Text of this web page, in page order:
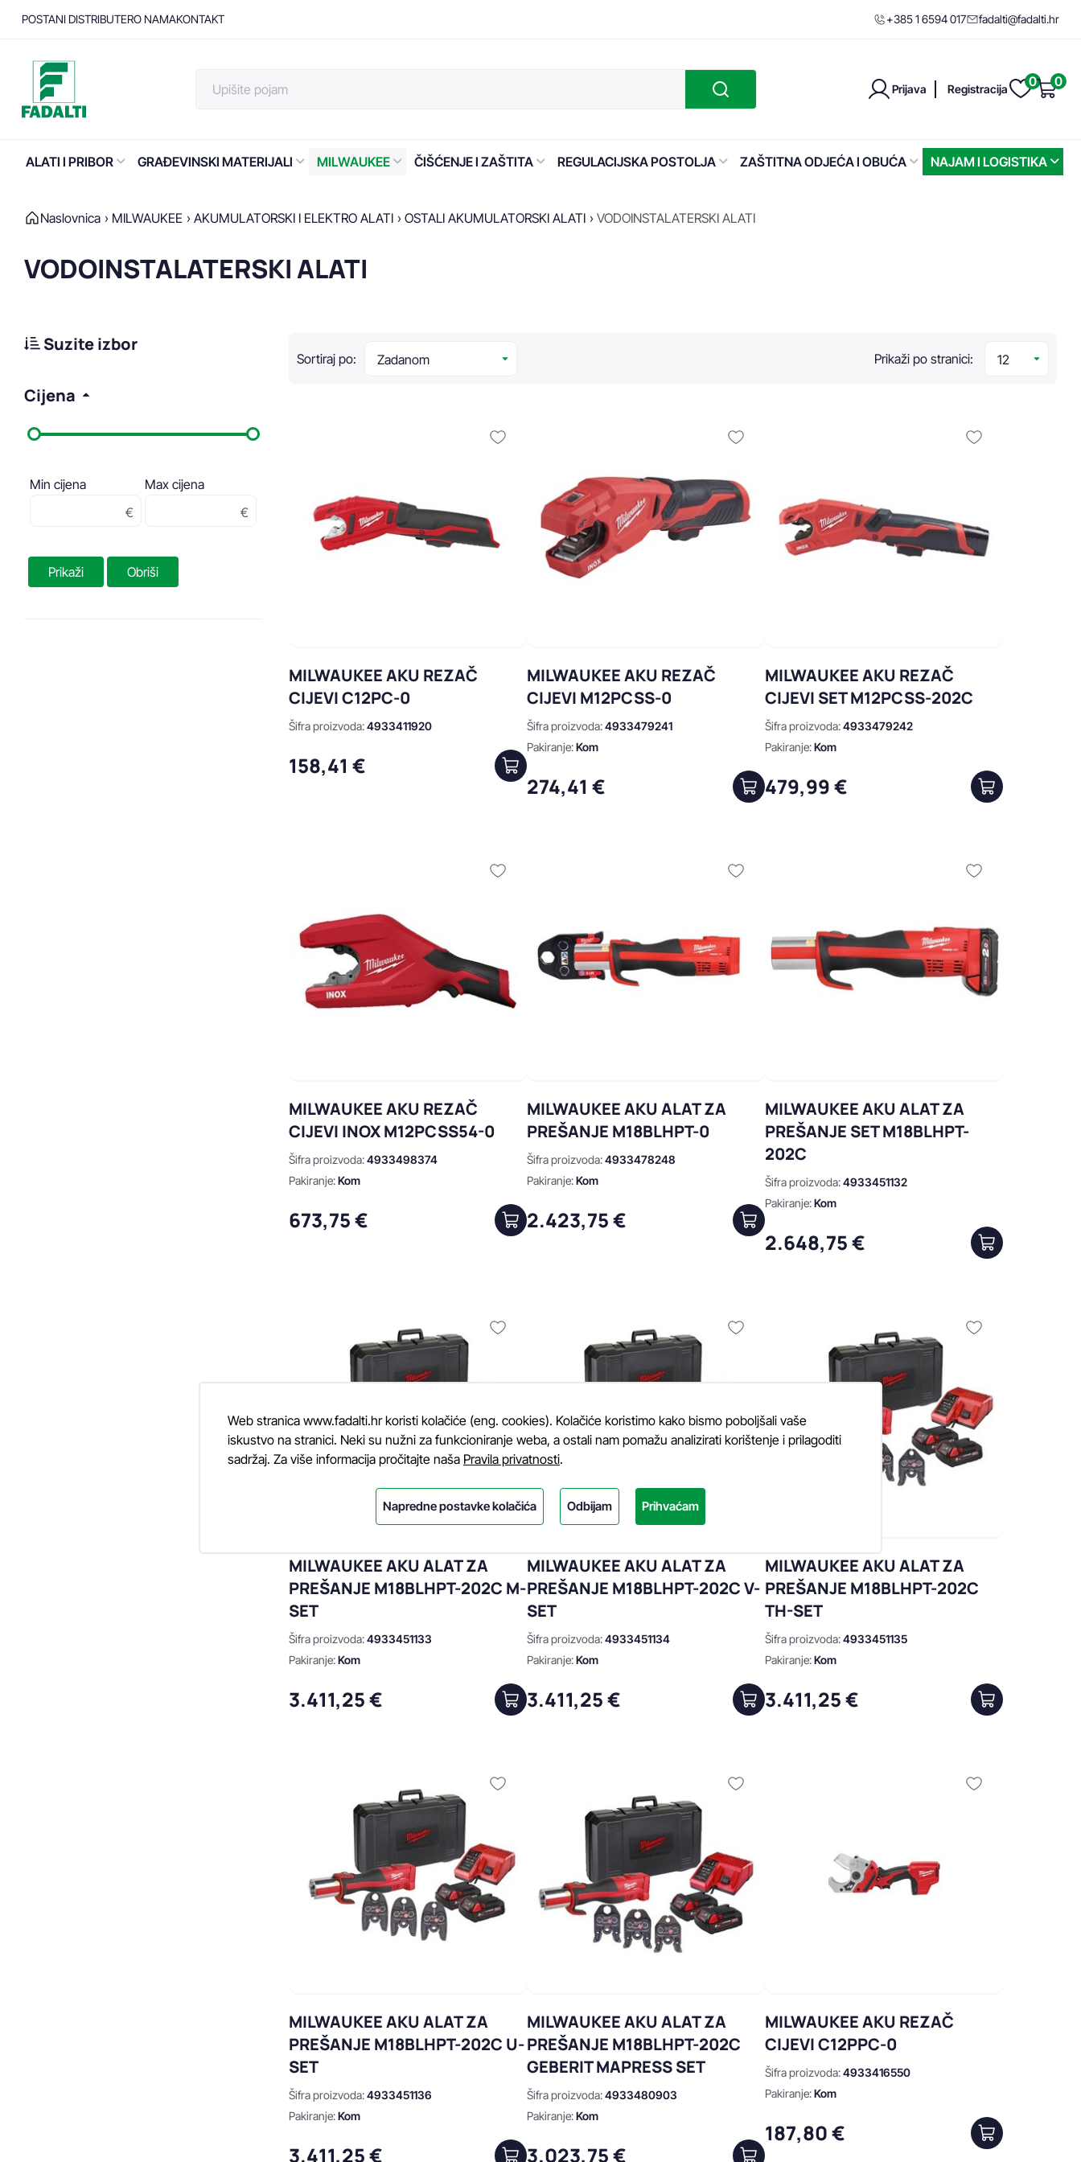
POSTANI DISTRIBUTERO NAMAKONTAKT +385 1 6594 017 fadalti@fadalti.hr
Prijava Registracija 0 0
ALATI I PRIBOR GRAĐEVINSKI MATERIJALI MILWAUKEE ČIŠĆENJE I ZAŠTITA REGULACIJSKA POSTOLJA ZAŠTITNA ODJEĆA I OBUĆA NAJAM I LOGISTIKA
Naslovnica MILWAUKEE AKUMULATORSKI I ELEKTRO ALATI OSTALI AKUMULATORSKI ALATI VODOINSTALATERSKI ALATI
VODOINSTALATERSKI ALATI
Suzite izbor
Cijena
Min cijena Max cijena
Prikaži Obriši
Sortiraj po: Prikaži po stranici:
MILWAUKEE AKU REZAČ
CIJEVI C12PC-0
Šifra proizvoda:4933411920
158,41 €
MILWAUKEE AKU REZAČ
CIJEVI M12PCSS-0
Šifra proizvoda:4933479241
Pakiranje:Kom
274,41 €
MILWAUKEE AKU REZAČ
CIJEVI SET M12PCSS-202C
Šifra proizvoda:4933479242
Pakiranje:Kom
479,99 €
MILWAUKEE AKU REZAČ
CIJEVI INOX M12PCSS54-0
Šifra proizvoda:4933498374
Pakiranje:Kom
673,75 €
MILWAUKEE AKU ALAT ZA
PREŠANJE M18BLHPT-0
Šifra proizvoda:4933478248
Pakiranje:Kom
2.423,75 €
MILWAUKEE AKU ALAT ZA
PREŠANJE SET M18BLHPT-
202C
Šifra proizvoda:4933451132
Pakiranje:Kom
2.648,75 €
MILWAUKEE AKU ALAT ZA
PREŠANJE M18BLHPT-202C M-
SET
Šifra proizvoda:4933451133
Pakiranje:Kom
3.411,25 €
MILWAUKEE AKU ALAT ZA
PREŠANJE M18BLHPT-202C V-
SET
Šifra proizvoda:4933451134
Pakiranje:Kom
3.411,25 €
MILWAUKEE AKU ALAT ZA
PREŠANJE M18BLHPT-202C
TH-SET
Šifra proizvoda:4933451135
Pakiranje:Kom
3.411,25 €
MILWAUKEE AKU ALAT ZA
PREŠANJE M18BLHPT-202C U-
SET
Šifra proizvoda:4933451136
Pakiranje:Kom
3.411,25 €
MILWAUKEE AKU ALAT ZA
PREŠANJE M18BLHPT-202C
GEBERIT MAPRESS SET
Šifra proizvoda:4933480903
Pakiranje:Kom
3.023,75 €
MILWAUKEE AKU REZAČ
CIJEVI C12PPC-0
Šifra proizvoda:4933416550
Pakiranje:Kom
187,80 €
Web stranica www.fadalti.hr koristi kolačiće (eng. cookies). Kolačiće koristimo kako bismo poboljšali vaše
iskustvo na stranici. Neki su nužni za funkcioniranje weba, a ostali nam pomažu analizirati korištenje i prilagoditi
sadržaj. Za više informacija pročitajte naša Pravila privatnosti.
Napredne postavke kolačića Odbijam Prihvaćam